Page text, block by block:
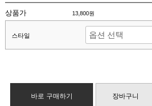
상품가 13,800원
스타일
바로 구매하기 장바구니